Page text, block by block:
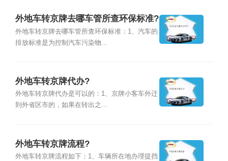
外地车转京牌去哪车管所查环保标准?
外地车转京牌去哪车管所查环保标准：1、汽车的
排放标准是为控制汽车污染物...
外地车转京牌代办?
外地车转京牌代办是可以的：1、京牌小客车外迁
到外省区市的，如果在转出之...
外地车转京牌流程?
外地车转京牌流程如下：1、车辆所在地办理提挡